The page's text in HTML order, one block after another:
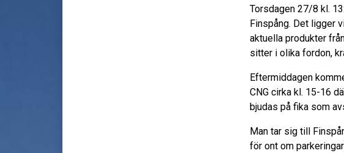
Torsdagen 27/8 kl.
Finspång. Det ligger
aktuella produkter
sitter i olika fordon,
Eftermiddagen
CNG cirka kl. 15-16
bjudas på fika som
Man tar sig till
för ont om